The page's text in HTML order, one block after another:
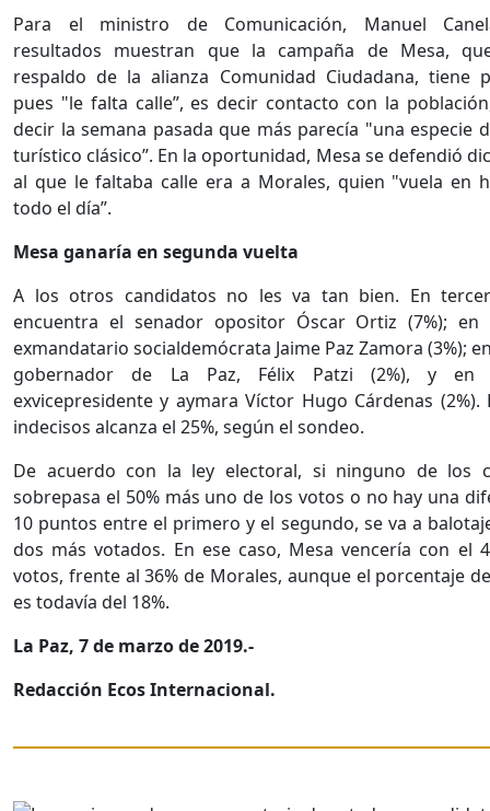
Para el ministro de Comunicación, Manuel
resultados muestran que la campaña de Mesa,
respaldo de la alianza Comunidad Ciudadana, tiene
pues "le falta calle”, es decir contacto con la
decir la semana pasada que más parecía "una especie
turístico clásico”. En la oportunidad, Mesa se defendió
al que le faltaba calle era a Morales, quien "vuela en
todo el día”.
Mesa ganaría en segunda vuelta
A los otros candidatos no les va tan bien. En
encuentra el senador opositor Óscar Ortiz (7%); en
exmandatario socialdemócrata Jaime Paz Zamora (3%);
gobernador de La Paz, Félix Patzi (2%), y en
exvicepresidente y aymara Víctor Hugo Cárdenas (2%).
indecisos alcanza el 25%, según el sondeo.
De acuerdo con la ley electoral, si ninguno de los
sobrepasa el 50% más uno de los votos o no hay una
10 puntos entre el primero y el segundo, se va a
dos más votados. En ese caso, Mesa vencería con el
votos, frente al 36% de Morales, aunque el porcentaje
es todavía del 18%.
La Paz, 7 de marzo de 2019.-
Redacción Ecos Internacional.